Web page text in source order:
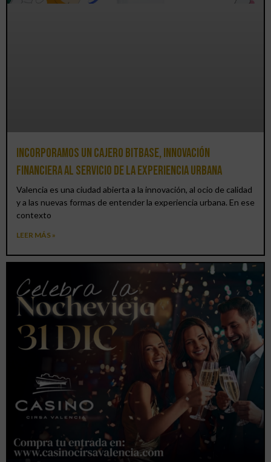
Incorporamos un cajero BitBase, innovación
financiera al servicio de la experiencia urbana
Valencia es una ciudad abierta a la innovación, al ocio de calidad
y a las nuevas formas de entender la experiencia urbana. En ese
contexto
LEER MÁS »